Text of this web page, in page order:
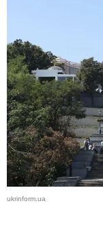
ukrinform.ua